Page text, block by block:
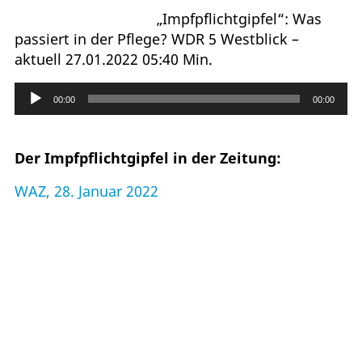
„Impfpflichtgipfel“: Was
passiert in der Pflege? WDR 5 Westblick –
aktuell 27.01.2022 05:40 Min.
Audio-
Player
00:00 00:00
Der Impfpflichtgipfel in der Zeitung:
WAZ, 28. Januar 2022